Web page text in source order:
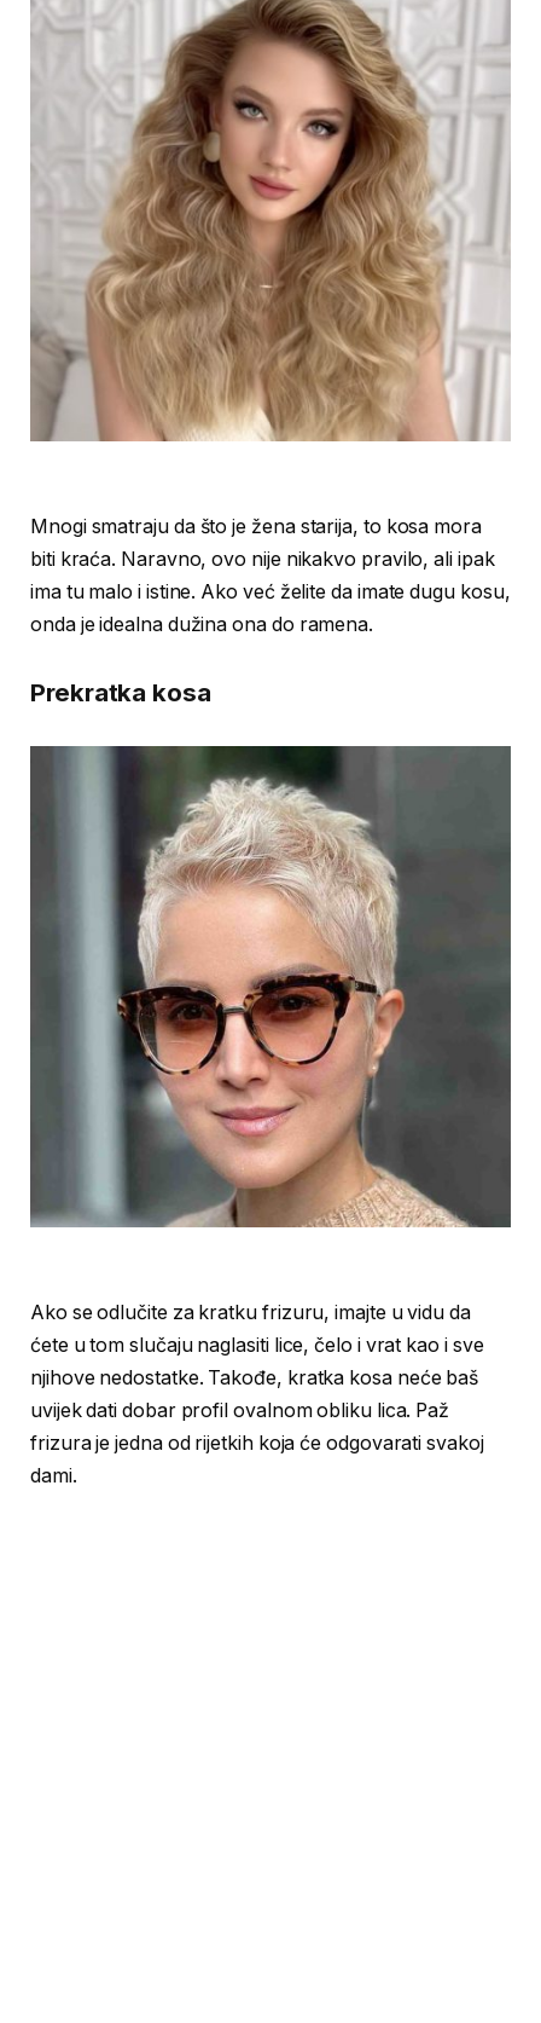
Mnogi smatraju da što je žena starija, to kosa mora
biti kraća. Naravno, ovo nije nikakvo pravilo, ali ipak
ima tu malo i istine. Ako već želite da imate dugu kosu,
onda je idealna dužina ona do ramena.
Prekratka kosa
Ako se odlučite za kratku frizuru, imajte u vidu da
ćete u tom slučaju naglasiti lice, čelo i vrat kao i sve
njihove nedostatke. Takođe, kratka kosa neće baš
uvijek dati dobar profil ovalnom obliku lica. Paž
frizura je jedna od rijetkih koja će odgovarati svakoj
dami.